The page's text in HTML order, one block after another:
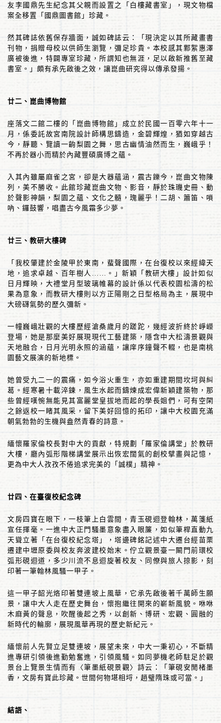
友李國鼎先生紀念其父親而設置之「白樓藏書室」，現文物檔
案全移置「國鼎圖書館」珍藏。
然其碑誌依舊保存牆面，誠如碑誌云：「現決定以其所藏畫書
刊物，捐贈母校以供師生瀏覽，彌足珍貴。本校感其鄴絮惠澤
廣被後進，特闢專室珍藏，所謂知也無涯，足以啟新推舊至藏
書室。」頗有承先啟後之效，讓崑曲研究得以傳承發揚。
廿二、崑曲博物館
座落文二館二樓的「崑曲博物館」成立於民國一百零六年十一
月，係委託故宮南院設計師構思鑄造，金碧輝煌，猶如穿越古
今，靜聽、覽讀一齣梨園之舞，思古幽情油然而生，巍峨乎！
不再於器小而精於內藏豐碩廣博之蘊。
入其內雖屬麻雀之宮，卻是大器蘊涵，震古鑠今，崑曲文物陳
列，美不勝收。此館珍藏崑曲文物、影音，靜於珠璣史冊、動
於聲影神韻，梨園之蘊、文化之髓，瑰麗乎！二胡、簫笛、嗩
吶、鑼鼓響，唱盡古今風霜多少夢。
廿三、教研大樓碑
「我校肇建於金陵甲於東南，蜚聲國際，在台復校以來經緯天
地，追求卓越、百年樹人 …… 。」新穎「教研大樓」設計如似
日月輝映，大禮堂月型玻璃帷幕的設計係以代表校園松濤的松
果為意象，而教研大樓則以方正陽剛之日型格局為主，展現中
大磅礴氣勢的歷久彌新。
一幢巍峨壯觀的大樓歷經滄桑歲月的蹉跎，幾經波折終於崢嶸
登場，她是那麼美好展現現代工藝建築，隱含中大松濤景觀與
天地融合，日月光明永照的涵蘊，讓庠序鐘聲不輟，也是南桃
園藝文展演的新地標。
她曾受九二一的震痛，如今浴火重生，亦如重建期間坎坷與糾
葛。經寒暑十載淬鍊，風生水起而鑄煉成宏偉新穎建築物，那
些曾經嘆惋無能見其富麗堂皇拔地而起的學長姐們，可有空閑
之餘返校一睹其風采，留下美好回憶的拓印，讓中大校園充滿
朝氣勃勃的生機與盎然青春的詩意。
緬懷羅家倫校長對中大的貢獻，特規劃「羅家倫講堂」於教研
大樓，廳內弧形階梯講堂展示出恢宏闊氣的創校擘畫與記憶，
更為中大人孜孜不倦追求完美的「誠樸」精神。
廿四、在臺復校紀念碑
文房四寶在眼下，一枝筆上白雲間，青玉硯迴登翰林，萬箋紙
宣任揮毫。一進中大正門騷墨意象盡入眼簾，如似筆桿直動九
天聳立著「在台復校紀念塔」，塔邊碑銘記述中大遷台經苗栗
遷建中壢原委與校友奔波建校始末。佇立觀景臺一闞門前環校
弧形硯迴道，多少川流不息迴旋著校友、同僚與旅人掠影，刻
印著一筆翰林風騷一甲子。
這一甲子韶光烙印著雙連坡上風華，它承先啟後著千萬師生願
景，讓中大人走在歷史舞台，懷抱繼往開來的嶄新風貌。咻咻
木麻黃的聲息，吹醒後起之秀，以創新、博研、宏觀、圓融的
新時代的輪廓，展現風華再現的歷史新紀元。
緬懷前人先賢立足雙連坡，展望未來，中大一秉初心，不斷精
進專研引領後進勤勉奮進，引領風騷。如同夢機老師駐足於觀
景台上覽景生情而有〈筆墨紙硯景觀〉詩云：「筆硯安閒楮墨
香，文房有寶此珍藏。世間何物堪相埒，趙璧隋珠或可當。」
結語、